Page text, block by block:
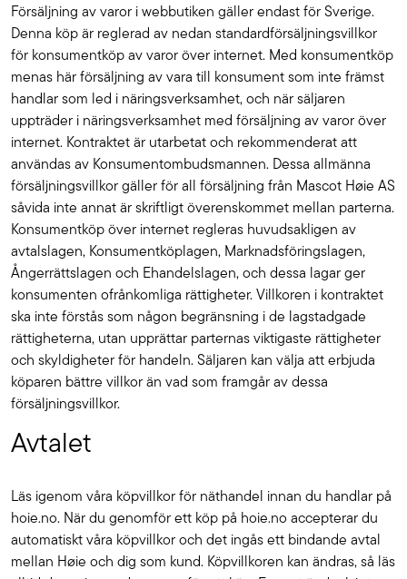
Försäljning av varor i webbutiken gäller endast för Sverige.
Denna köp är reglerad av nedan standardförsäljningsvillkor
för konsumentköp av varor över internet. Med konsumentköp
menas här försäljning av vara till konsument som inte främst
handlar som led i näringsverksamhet, och när säljaren
uppträder i näringsverksamhet med försäljning av varor över
internet. Kontraktet är utarbetat och rekommenderat att
användas av Konsumentombudsmannen. Dessa allmänna
försäljningsvillkor gäller för all försäljning från Mascot Høie AS
såvida inte annat är skriftligt överenskommet mellan parterna.
Konsumentköp över internet regleras huvudsakligen av
avtalslagen, Konsumentköplagen, Marknadsföringslagen,
Ångerrättslagen och Ehandelslagen, och dessa lagar ger
konsumenten ofrånkomliga rättigheter. Villkoren i kontraktet
ska inte förstås som någon begränsning i de lagstadgade
rättigheterna, utan upprättar parternas viktigaste rättigheter
och skyldigheter för handeln. Säljaren kan välja att erbjuda
köparen bättre villkor än vad som framgår av dessa
försäljningsvillkor.
Avtalet
Läs igenom våra köpvillkor för näthandel innan du handlar på
hoie.no. När du genomför ett köp på hoie.no accepterar du
automatiskt våra köpvillkor och det ingås ett bindande avtal
mellan Høie och dig som kund. Köpvillkoren kan ändras, så läs